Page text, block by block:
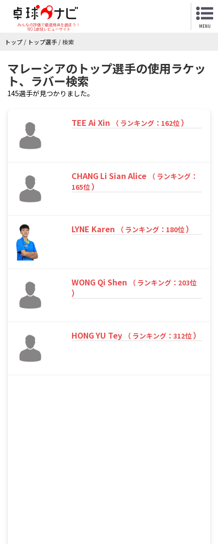
みんなの評価で最適用具を選ぼう！
NO.1卓球レビューサイト
MENU
トップ / トップ選手 /検索
マレーシアのトップ選手の使用ラケッ
ト、ラバー検索
145選手が見つかりました。
TEE Ai Xin （ ランキング：162位）
CHANG Li Sian Alice
（ ランキング：
165位）
LYNE Karen （ ランキング：180位）
WONG Qi Shen （ ランキング：203位
）
HONG YU Tey （ ランキング：312位）